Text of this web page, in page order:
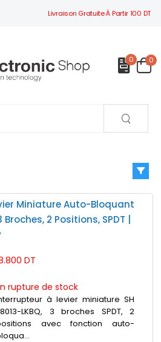
Livraison Gratuite À Partir 100 DT
0 0
Miniature Auto-Bloquant
Broches, 2 Positions, SPDT |
DT
rupture de stock
à levier miniature SH
LKBQ, 3 broches SPDT, 2
avec fonction auto-